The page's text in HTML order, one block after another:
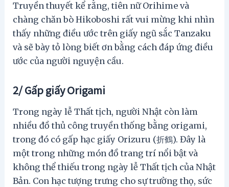
Truyền thuyết kể rằng, tiên nữ Orihime và
chàng chăn bò Hikoboshi rất vui mừng khi nhìn
thấy những điều ước trên giấy ngũ sắc Tanzaku
và sẽ bày tỏ lòng biết ơn bằng cách đáp ứng điều
ước của người nguyện cầu.
2/ Gấp giấy Origami
Trong ngày lễ Thất tịch, người Nhật còn làm
nhiều đồ thủ công truyền thống bằng origami,
trong đó có gấp hạc giấy Orizuru (折鶴). Đây là
một trong những món đồ trang trí nổi bật và
không thể thiếu trong ngày lễ Thất tịch của Nhật
Bản. Con hạc tượng trưng cho sự trường thọ, sức